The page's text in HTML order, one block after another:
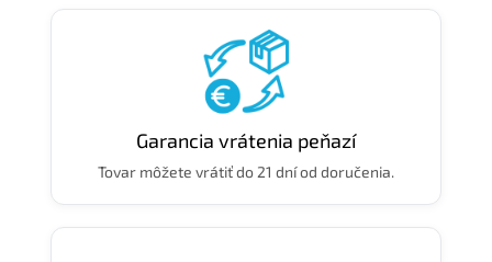
Garancia vrátenia peňazí
Tovar môžete vrátiť do 21 dní od doručenia.